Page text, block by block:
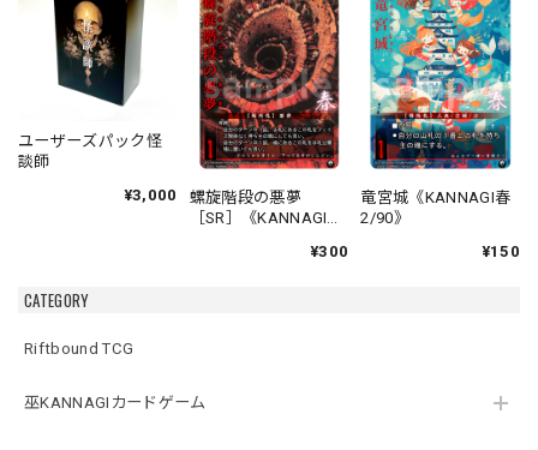
CATEGORY
Riftbound TCG
巫KANNAGIカードゲーム
ユーザーズパック怪
談師
¥3,000
螺旋階段の悪夢
［SR］《KANNAGI春
¥300
竜宮城《KANNAGI春
2/90》
¥150